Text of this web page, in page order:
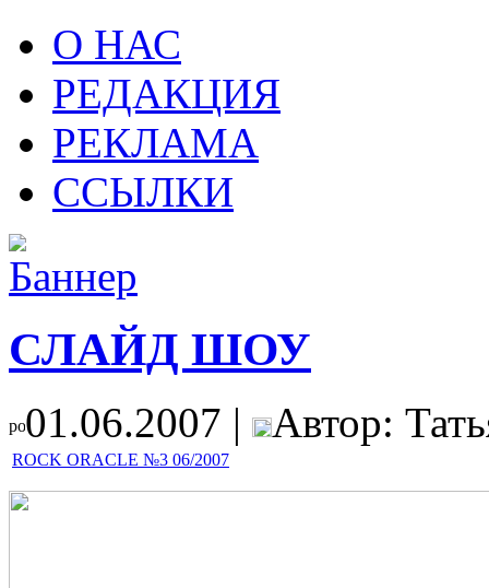
О НАС
РЕДАКЦИЯ
РЕКЛАМА
ССЫЛКИ
СЛАЙД ШОУ
01.06.2007 | Автор:
ROCK ORACLE №3 06/2007